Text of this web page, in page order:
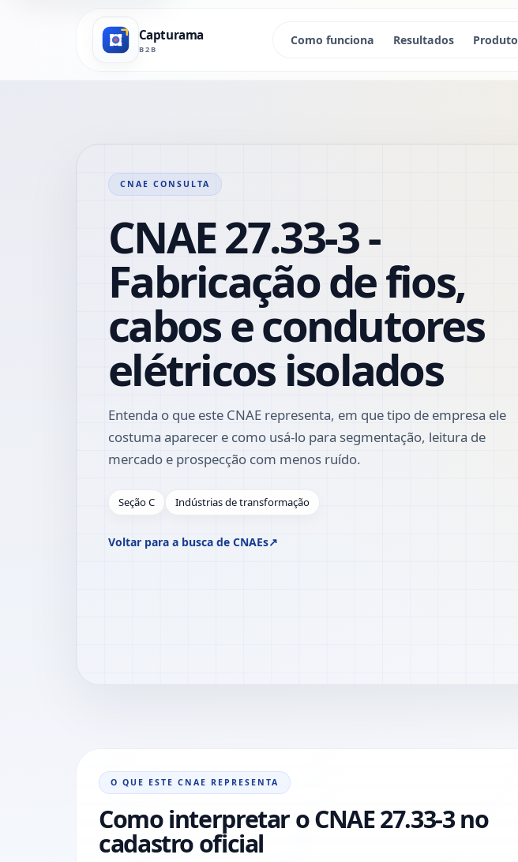
Capturama
B2B
Como funciona Resultados Produto
CNAE CONSULTA
CNAE 27.33-3 -
Fabricação de fios,
cabos e condutores
elétricos isolados
Entenda o que este CNAE representa, em que tipo de empresa ele
costuma aparecer e como usá-lo para segmentação, leitura de
mercado e prospecção com menos ruído.
Seção C Indústrias de transformação
Voltar para a busca de CNAEs↗
O QUE ESTE CNAE REPRESENTA
Como interpretar o CNAE 27.33-3 no
cadastro oficial